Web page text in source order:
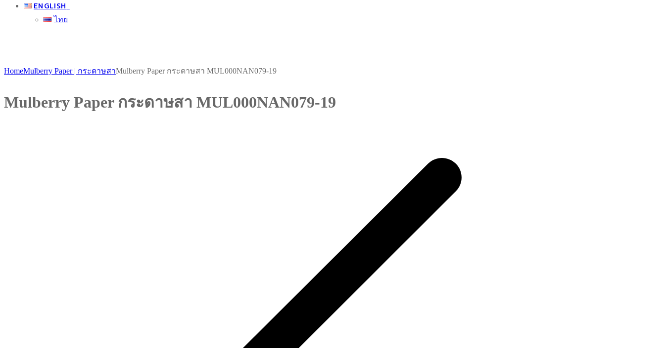
ENGLISH
ไทย
HomeMulberry Paper | กระดาษสาMulberry Paper กระดาษสา MUL000NAN079-19
Mulberry Paper กระดาษสา MUL000NAN079-19